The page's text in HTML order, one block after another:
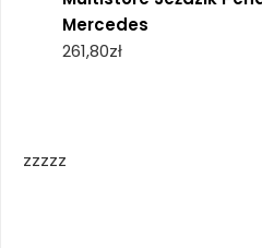
Mercedes
261,80zł
zzzzz